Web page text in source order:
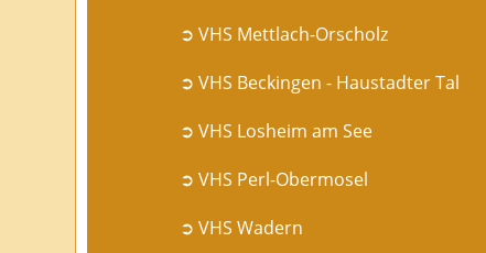
➲ VHS Mettlach-Orscholz
➲ VHS Beckingen - Haustadter Tal
➲ VHS Losheim am See
➲ VHS Perl-Obermosel
➲ VHS Wadern